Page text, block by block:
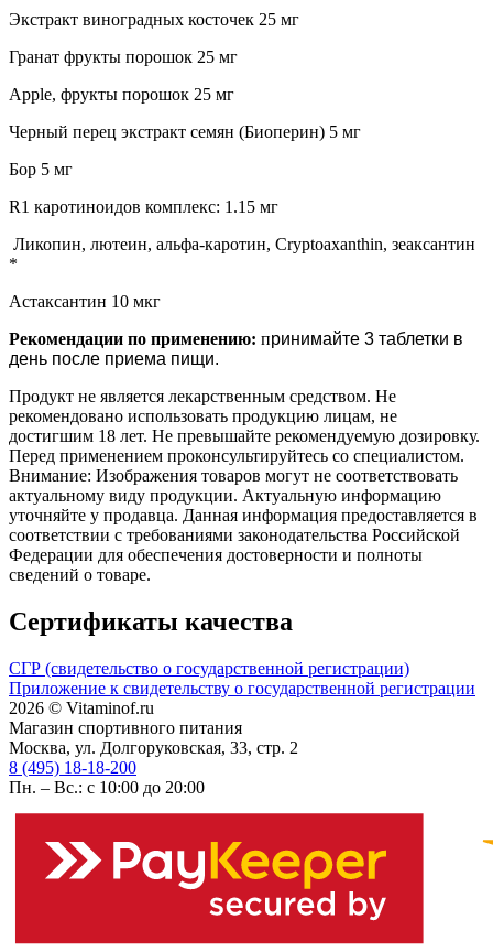
Экстракт виноградных косточек 25 мг
Гранат фрукты порошок 25 мг
Apple, фрукты порошок 25 мг
Черный перец экстракт семян (Биоперин) 5 мг
Бор 5 мг
R1 каротиноидов комплекс: 1.15 мг
Ликопин, лютеин, альфа-каротин, Cryptoaxanthin, зеаксантин
*
Астаксантин 10 мкг
Рекомендации по применению: принимайте 3 таблетки в
день после приема пищи.
Продукт не является лекарственным средством. Не
рекомендовано использовать продукцию лицам, не
достигшим 18 лет. Не превышайте рекомендуемую дозировку.
Перед применением проконсультируйтесь со специалистом.
Внимание: Изображения товаров могут не соответствовать
актуальному виду продукции. Актуальную информацию
уточняйте у продавца. Данная информация предоставляется в
соответствии с требованиями законодательства Российской
Федерации для обеспечения достоверности и полноты
сведений о товаре.
Сертификаты качества
СГР (свидетельство о государственной регистрации)
Приложение к свидетельству о государственной регистрации
2026 © Vitaminof.ru
Магазин спортивного питания
Москва, ул. Долгоруковская, 33, стр. 2
8 (495) 18-18-200
Пн. – Вс.: с 10:00 до 20:00